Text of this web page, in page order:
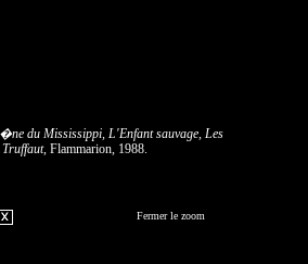
du Mississippi, L'Enfant sauvage, Les
, Flammarion, 1988.
Fermer le zoom